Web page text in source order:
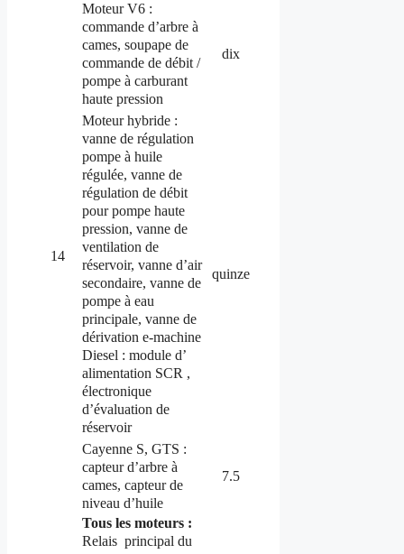
14
Moteur V6 :
commande d’arbre à
cames, soupape de
commande de débit /
pompe à carburant
haute pression
dix
Moteur hybride :
vanne de régulation
pompe à huile
régulée, vanne de
régulation de débit
pour pompe haute
pression, vanne de
ventilation de
réservoir, vanne d’air
secondaire, vanne de
pompe à eau
principale, vanne de
dérivation e-machine
Diesel : module d’
alimentation SCR ,
électronique
d’évaluation de
réservoir
quinze
Cayenne S, GTS :
capteur d’arbre à
cames, capteur de
niveau d’huile
7.5
Tous les moteurs :
Relais principal du